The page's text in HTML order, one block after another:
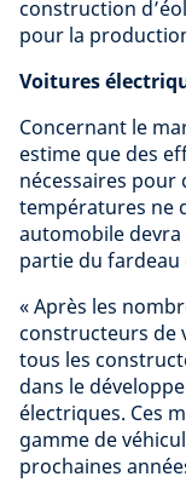
construction
pour la
Voitures
Concernant le
estime que des
nécessaires pour
températures ne
automobile devra
partie du
« Après les
constructeurs de
tous les
dans le
électriques. Ces
gamme de
prochaines